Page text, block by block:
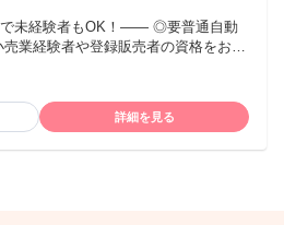
円～277,000円 【スキルアッ
アップを目指したい方向け 271,000円
間外手当含む。実際の残業時間11
込み（家賃6万円の物件入居の場
外手当含む。実際の残業時間16.5ｈ）
（家賃6万円の物件入居の場合）
・マネジメント職経験者(登録販売
者もOK！―― ◎要普通自動
業経験者や登録販売者の資格をお持
とも可能。研修や講習会もあり。 ※
えてきており、入社後活躍に繋がっ
界からの応募や、第二新卒者も含め
詳細を見る